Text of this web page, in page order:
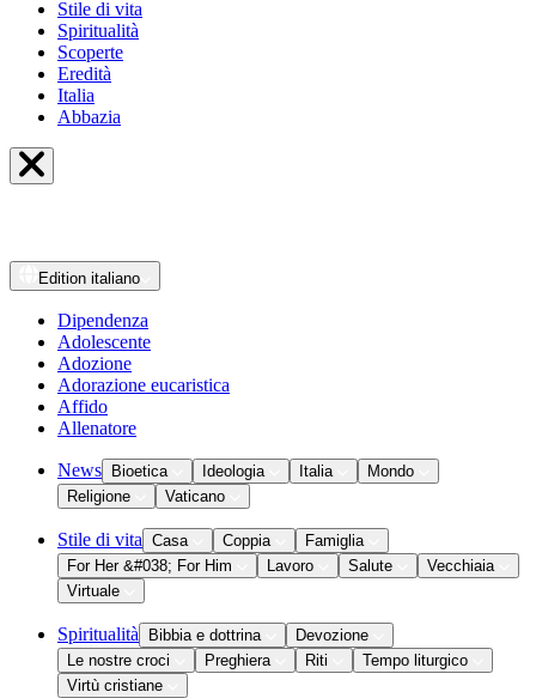
Stile di vita
Spiritualità
Scoperte
Eredità
Italia
Abbazia
Edition italiano
Dipendenza
Adolescente
Adozione
Adorazione eucaristica
Affido
Allenatore
News Bioetica Ideologia Italia
Mondo
Religione
Vaticano
Stile di vita Casa Coppia
Famiglia
For Her &#038; For Him
Lavoro Salute
Vecchiaia
Virtuale
Spiritualità Bibbia e dottrina
Devozione
Le nostre croci
Preghiera Riti
Tempo liturgico
Virtù cristiane